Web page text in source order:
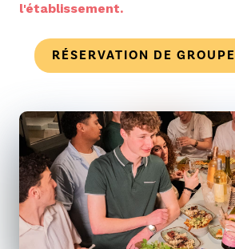
l'établissement.
RÉSERVATION DE GROUPE